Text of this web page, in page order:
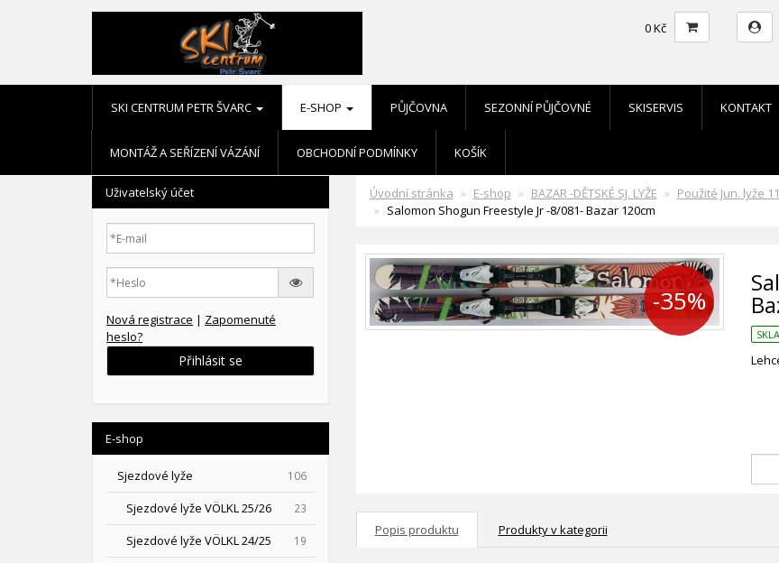
0 Kč
SKI CENTRUM PETR ŠVARC E-SHOP PŮJČOVNA SEZONNÍ PŮJČOVNÉ SKISERVIS KONTAKT
MONTÁŽ A SEŘÍZENÍ VÁZÁNÍ OBCHODNÍ PODMÍNKY KOŠÍK
Úvodní stránka E-shop BAZAR -DĚTSKÉ SJ. LYŽE
Použité Jun. lyže
Salomon Shogun Freestyle Jr -8/081- Bazar 120cm
-35%
Popis produktu Produkty v kategorii
Uživatelský účet
Nová registrace | Zapomenuté
heslo?
Přihlásit se
E-shop
Sjezdové lyže 106
Sjezdové lyže VÖLKL 25/26 23
Sjezdové lyže VÖLKL 24/25 19